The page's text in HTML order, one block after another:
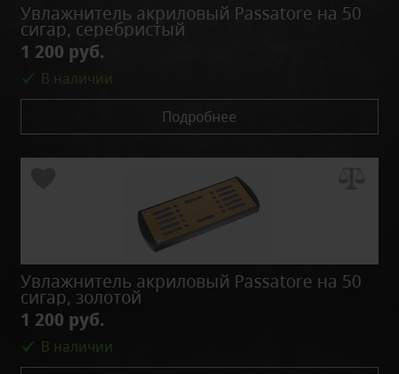
Увлажнитель акриловый Passatore на 50
сигар, серебристый
1 200 руб.
В наличии
Подробнее
Увлажнитель акриловый Passatore на 50
сигар, золотой
1 200 руб.
В наличии